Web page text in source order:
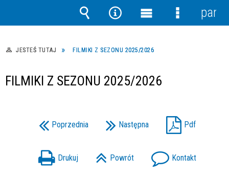
JESTEŚ TUTAJ FILMIKI Z SEZONU 2025/2026
FILMIKI Z SEZONU 2025/2026
Poprzednia Następna Pdf
Drukuj Powrót Kontakt
Wyszukiwarka
Narzędzia
Menu Menu
panel